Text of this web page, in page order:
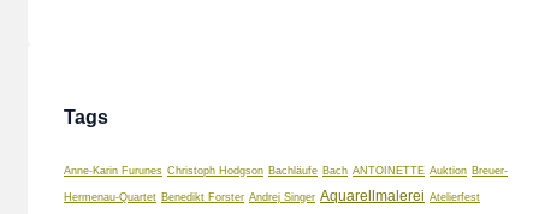
Tags
Anne-Karin Furunes Christoph Hodgson Bachläufe Bach ANTOINETTE Auktion Breuer-
Hermenau-Quartet Benedikt Forster Andrej Singer Aquarellmalerei Atelierfest